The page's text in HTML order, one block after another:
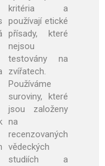
kritéria a
používají etické
přísady, které
nejsou
testovány na
zvířatech.
Používáme
suroviny, které
jsou založeny
na
recenzovaných
vědeckých
studiích a